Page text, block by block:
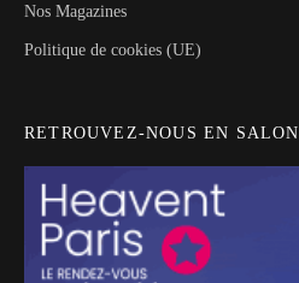
Nos Magazines
Politique de cookies (UE)
RETROUVEZ-NOUS EN SALON